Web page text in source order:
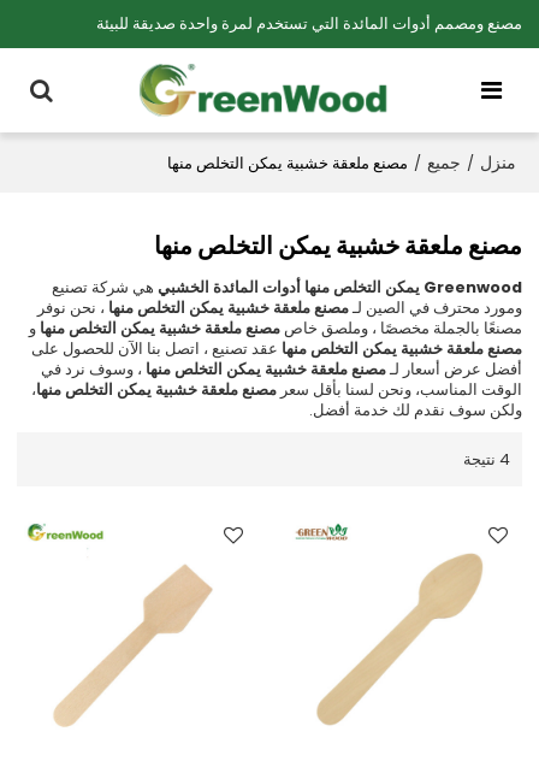
مصنع ومصمم أدوات المائدة التي تستخدم لمرة واحدة صديقة للبيئة
منزل / جميع / مصنع ملعقة خشبية يمكن التخلص منها
مصنع ملعقة خشبية يمكن التخلص منها
Greenwood يمكن التخلص منها أدوات المائدة الخشبي
هي شركة تصنيع
ومورد محترف في الصين لـمصنع ملعقة خشبية يمكن التخلص منها ، نحن نوفر
مصنعًا بالجملة مخصصًا ، وملصق خاصمصنع ملعقة خشبية يمكن التخلص منها و
مصنع ملعقة خشبية يمكن التخلص منها عقد تصنيع ، اتصل بنا الآن للحصول على
أفضل عرض أسعار لـمصنع ملعقة خشبية يمكن التخلص منها ، وسوف نرد في
الوقت المناسب، ونحن لسنا بأقل سعرمصنع ملعقة خشبية يمكن التخلص منها،
ولكن سوف نقدم لك خدمة أفضل.
4 نتيجة